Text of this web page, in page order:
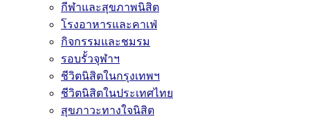
กีฬาและสุขภาพนิสิต
โรงอาหารและคาเฟ่
กิจกรรมและชมรม
รอบรั้วจุฬาฯ
ชีวิตนิสิตในกรุงเทพฯ
ชีวิตนิสิตในประเทศไทย
สุขภาวะทางใจนิสิต